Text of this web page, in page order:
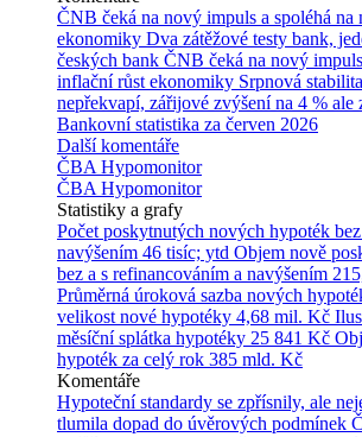
ČNB čeká na nový impuls a spoléhá na
ekonomiky Dva zátěžové testy bank,
českých bank ČNB čeká na nový
inflační růst ekonomiky Srpnová
nepřekvapí, zářijové zvýšení na 4 % ale
Bankovní statistika za červen 2026
Další komentáře
ČBA Hypomonitor
ČBA Hypomonitor
Statistiky a grafy
Počet poskytnutých nových hypoték
navýšením 46 tisíc; ytd Objem nově
bez a s refinancováním a navýšením
Průměrná úroková sazba nových
velikost nové hypotéky 4,68 mil. Kč
měsíční splátka hypotéky 25 841 Kč
hypoték za celý rok 385 mld. Kč
Komentáře
Hypoteční standardy se zpřísnily, ale
tlumila dopad do úvěrových podmínek